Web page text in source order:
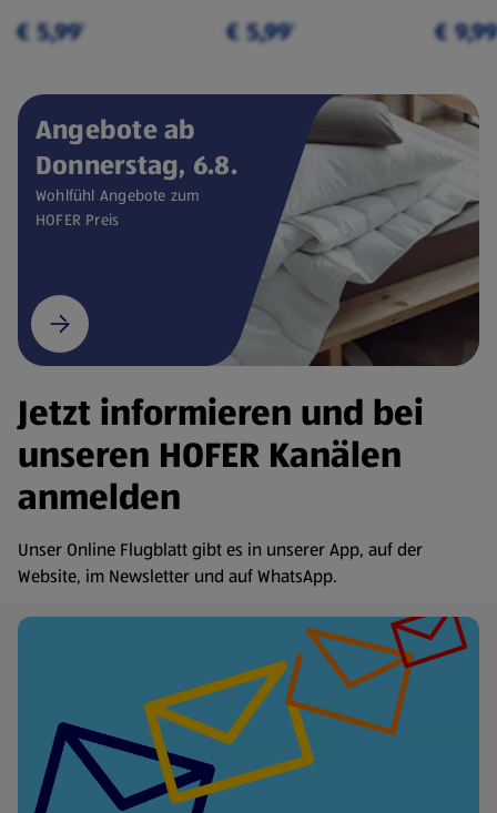
€ 5,99¹ € 5,99¹ €
Angebote ab
Donnerstag, 6.8.
Wohlfühl Angebote zum
HOFER Preis
Jetzt informieren und bei
unseren HOFER Kanälen
anmelden
Unser Online Flugblatt gibt es in unserer App, auf der
Website, im Newsletter und auf WhatsApp.